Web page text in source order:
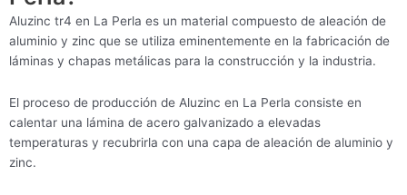
Aluzinc tr4 en La Perla es un material compuesto de aleación de
aluminio y zinc que se utiliza eminentemente en la fabricación de
láminas y chapas metálicas para la construcción y la industria.
El proceso de producción de Aluzinc en La Perla consiste en
calentar una lámina de acero galvanizado a elevadas
temperaturas y recubrirla con una capa de aleación de aluminio y
zinc.